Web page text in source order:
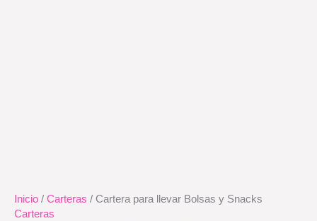
Inicio / Carteras / Cartera para llevar Bolsas y Snacks
Carteras